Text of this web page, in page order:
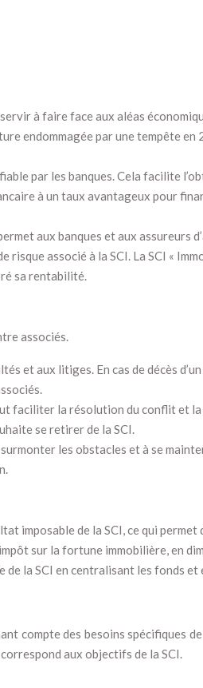
à faire face aux aléas
endommagée par une tempête
par les banques. Cela facilite
à un taux avantageux pour
aux banques et aux assureurs
associé à la SCI. La SCI «
sa rentabilité.
associés.
et aux litiges. En cas de décès
faciliter la résolution du conflit et
se retirer de la SCI.
les obstacles et à se
imposable de la SCI, ce qui permet
sur la fortune immobilière, en
la SCI en centralisant les fonds
compte des besoins spécifiques
aux objectifs de la SCI.